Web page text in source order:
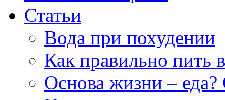
Статьи
Вода при похудении
Как правильно пить
Основа жизни –